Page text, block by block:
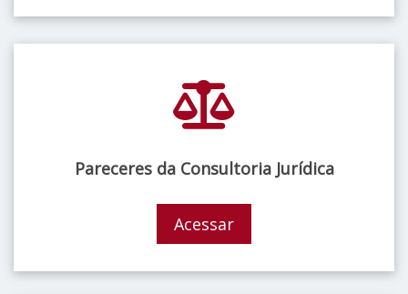
Pareceres da Consultoria Jurídica
Acessar